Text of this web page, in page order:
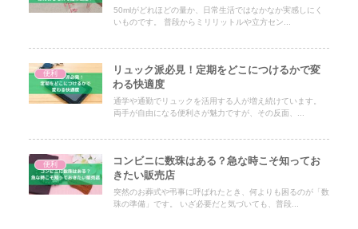
50mlがどれほどの量か、日常生活ではなかなか実感しにく
いものです。 普段からミリリットルや立方セン...
便利
リュック派必見！定期をどこにつけるかで変
わる快適度
通学や通勤でリュックを活用する人が増え続けています。
両手が自由になる便利さが魅力ですが、その反面、...
便利
コンビニに数珠はある？急な時こそ知ってお
きたい販売店
突然のお葬式や弔事に呼ばれたとき、何よりも困るのが「数
珠の準備」です。 いざ必要だと気づいても、普段...